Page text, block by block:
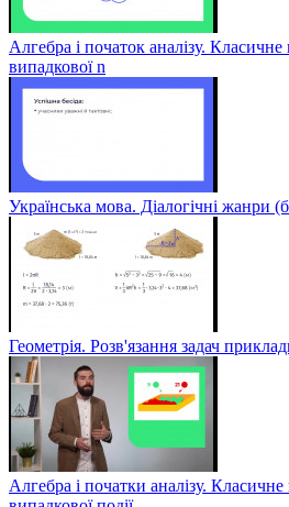
Алгебра і початок аналізу.
випадкової n
Українська мова. Діалогічні жанри
Геометрія. Розв'язання задач
Алгебра і початки аналізу.